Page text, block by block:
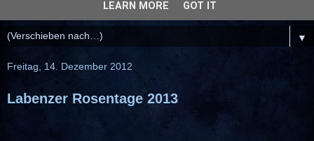
▼
Freitag, 14. Dezember 2012
Labenzer Rosentage 2013
LEARN MORE GOT IT